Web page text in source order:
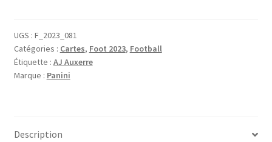
2023
Gaëtan
Perrin
#81
UGS : F_2023_081
Catégories : Cartes, Foot 2023, Football
Étiquette : AJ Auxerre
Marque : Panini
Description